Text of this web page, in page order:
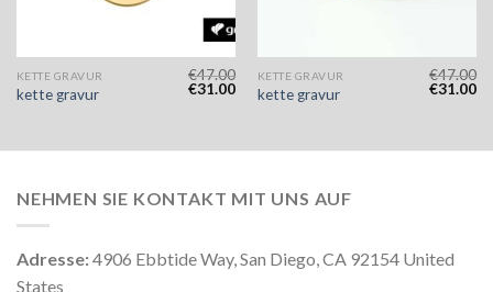
KETTE GRAVUR
kette gravur
€47.00
€31.00
KETTE GRAVUR
kette gravur
€47.00
€31.00
NEHMEN SIE KONTAKT MIT UNS AUF
Adresse:4906 Ebbtide Way, San Diego, CA 92154 United
States